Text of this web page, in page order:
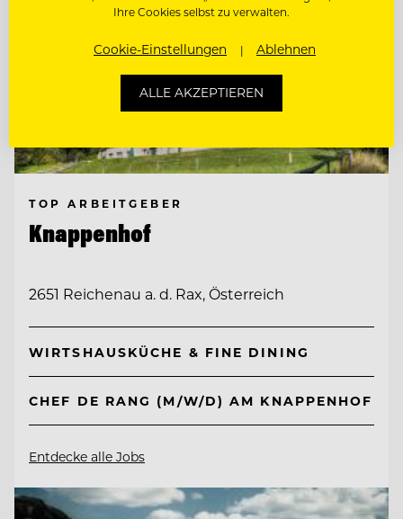
TOP ARBEITGEBER
Knappenhof
2651 Reichenau a. d. Rax, Österreich
WIRTSHAUSKÜCHE & FINE DINING
CHEF DE RANG (M/W/D) AM KNAPPENHOF
Entdecke alle Jobs
Ihre Cookies selbst zu verwalten.
Cookie-Einstellungen Ablehnen
ALLE AKZEPTIEREN